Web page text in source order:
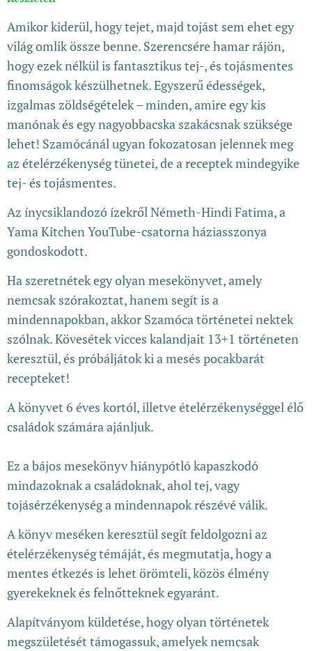
Amikor kiderül, hogy tejet, majd tojást sem ehet egy
világ omlik össze benne. Szerencsére hamar rájön,
hogy ezek nélkül is fantasztikus tej-, és tojásmentes
finomságok készülhetnek. Egyszerű édességek,
izgalmas zöldségételek – minden, amire egy kis
manónak és egy nagyobbacska szakácsnak szüksége
lehet! Szamócánál ugyan fokozatosan jelennek meg
az ételérzékenység tünetei, de a receptek mindegyike
tej- és tojásmentes.
Az ínycsiklandozó ízekről Németh-Hindi Fatima, a
Yama Kitchen YouTube-csatorna háziasszonya
gondoskodott.
Ha szeretnétek egy olyan mesekönyvet, amely
nemcsak szórakoztat, hanem segít is a
mindennapokban, akkor Szamóca történetei nektek
szólnak. Kövesétek vicces kalandjait 13+1 történeten
keresztül, és próbáljátok ki a mesés pocakbarát
recepteket!
A könyvet 6 éves kortól, illetve ételérzékenységgel élő
családok számára ajánljuk.
Ez a bájos mesekönyv hiánypótló kapaszkodó
mindazoknak a családoknak, ahol tej, vagy
tojásérzékenység a mindennapok részévé válik.
A könyv meséken keresztül segít feldolgozni az
ételérzékenység témáját, és megmutatja, hogy a
mentes étkezés is lehet örömteli, közös élmény
gyerekeknek és felnőtteknek egyaránt.
Alapítványom küldetése, hogy olyan történetek
megszületését támogassuk, amelyek nemcsak